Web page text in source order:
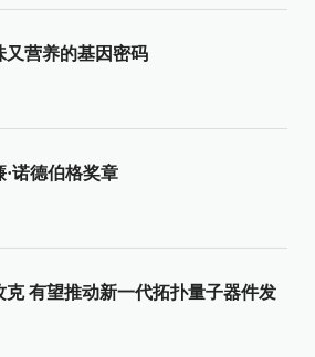
又营养的基因密码
诺德伯格奖章
有望推动新一代拓扑量子器件发